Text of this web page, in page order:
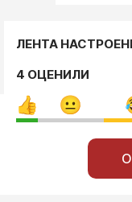
ЛЕНТА
4 ОЦЕНИЛИ